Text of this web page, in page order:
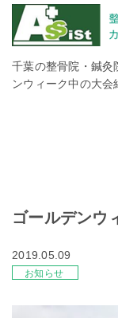
千葉の整骨院・鍼灸
ンウィーク中の大会
ゴールデンウ
2019.05.09
お知らせ